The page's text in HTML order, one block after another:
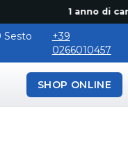
1 anno di
Sesto
+39
0266010457
SHOP ONLINE